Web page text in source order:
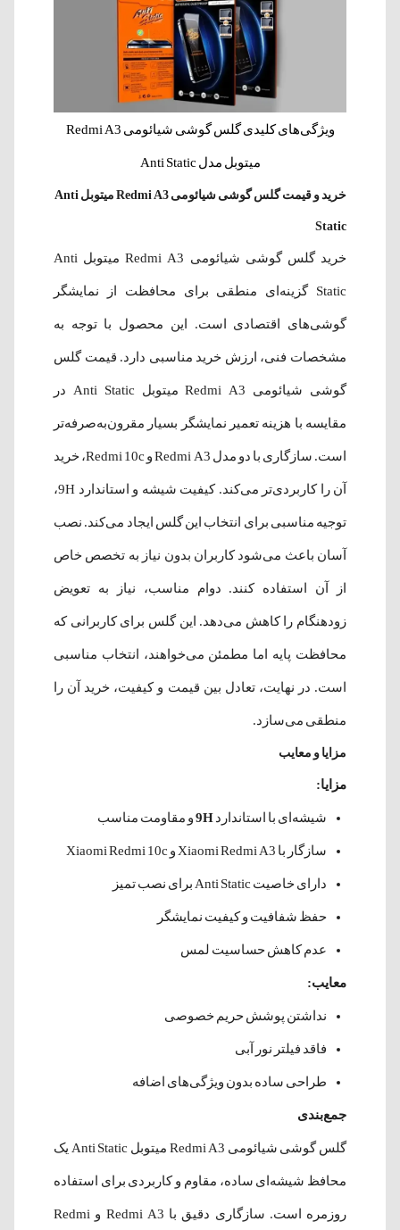
ویژگی‌های کلیدی گلس گوشی شیائومی Redmi A3
میتوبل مدل Anti Static
خرید و قیمت گلس گوشی شیائومی Redmi A3 میتوبل Anti
Static
خرید گلس گوشی شیائومی Redmi A3 میتوبل Anti
Static گزینه‌ای منطقی برای محافظت از نمایشگر
گوشی‌های اقتصادی است. این محصول با توجه به
مشخصات فنی، ارزش خرید مناسبی دارد. قیمت گلس
گوشی شیائومی Redmi A3 میتوبل Anti Static در
مقایسه با هزینه تعمیر نمایشگر بسیار مقرون‌به‌صرفه‌تر
است. سازگاری با دو مدل Redmi A3 و Redmi 10c، خرید
آن را کاربردی‌تر می‌کند. کیفیت شیشه و استاندارد 9H،
توجیه مناسبی برای انتخاب این گلس ایجاد می‌کند. نصب
آسان باعث می‌شود کاربران بدون نیاز به تخصص خاص
از آن استفاده کنند. دوام مناسب، نیاز به تعویض
زودهنگام را کاهش می‌دهد. این گلس برای کاربرانی که
محافظت پایه اما مطمئن می‌خواهند، انتخاب مناسبی
است. در نهایت، تعادل بین قیمت و کیفیت، خرید آن را
منطقی می‌سازد.
مزایا و معایب
مزایا:
شیشه‌ای با استاندارد9Hو مقاومت مناسب
سازگار با Xiaomi Redmi A3 و Xiaomi Redmi 10c
دارای خاصیت Anti Static برای نصب تمیز
حفظ شفافیت و کیفیت نمایشگر
عدم کاهش حساسیت لمس
معایب:
نداشتن پوشش حریم خصوصی
فاقد فیلتر نور آبی
طراحی ساده بدون ویژگی‌های اضافه
جمع‌بندی
گلس گوشی شیائومی Redmi A3 میتوبل Anti Static یک
محافظ شیشه‌ای ساده، مقاوم و کاربردی برای استفاده
روزمره است. سازگاری دقیق با Redmi A3 و Redmi